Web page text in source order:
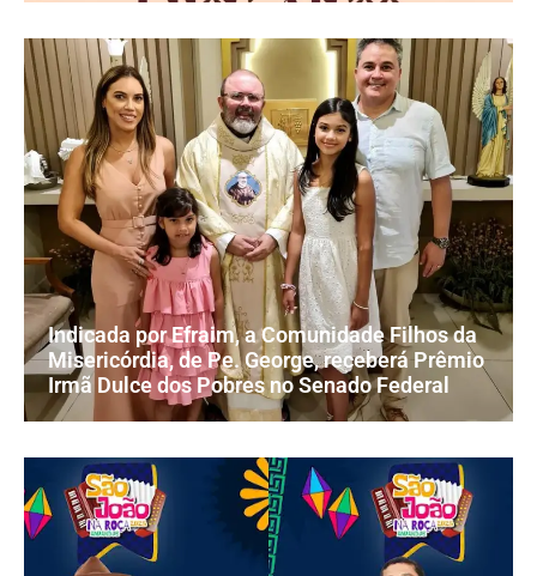
Indicada por Efraim, a Comunidade Filhos da
Misericórdia, de Pe. George, receberá Prêmio
Irmã Dulce dos Pobres no Senado Federal